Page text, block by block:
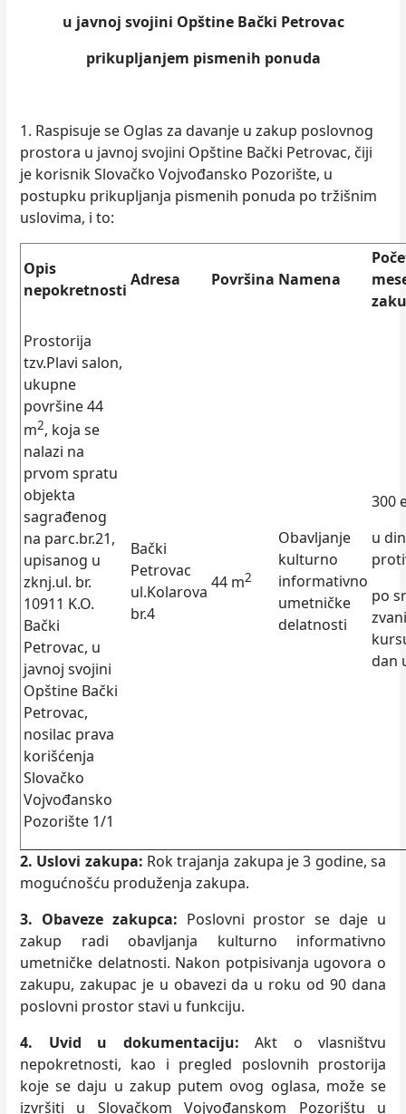
u javnoj svojini Opštine Bački Petrovac
prikuplјanjem pismenih ponuda
1. Raspisuje se Oglas za davanje u zakup poslovnog
prostora u javnoj svojini Opštine Bački Petrovac, čiji
je korisnik Slovačko Vojvođansko Pozorište, u
postupku prikuplјanja pismenih ponuda po tržišnim
uslovima, i to:
Opis
nepokretnosti
Adresa Površina Namena
Prostorija
tzv.Plavi salon,
ukupne
površine 44
m2, koja se
nalazi na
prvom spratu
objekta
sagrađenog
na parc.br.21,
upisanog u
zknj.ul. br.
10911 K.O.
Bački
Petrovac, u
javnoj svojini
Opštine Bački
Petrovac,
nosilac prava
korišćenja
Slovačko
Vojvođansko
Pozorište 1/1
Bački
Petrovac
ul.Kolarova
br.4
44 m2
Obavlјanje
kulturno
informativno
umetničke
delatnosti
300
u
po
dan
2. Uslovi zakupa: Rok trajanja zakupa je 3 godine, sa
mogućnošću produženja zakupa.
3. Obaveze zakupca: Poslovni prostor se daje u
zakup radi obavlјanja kulturno informativno
umetničke delatnosti. Nakon potpisivanja ugovora o
zakupu, zakupac je u obavezi da u roku od 90 dana
poslovni prostor stavi u funkciju.
4. Uvid u dokumentaciju: Akt o vlasništvu
nepokretnosti, kao i pregled poslovnih prostorija
koje se daju u zakup putem ovog oglasa, može se
izvršiti u Slovačkom Vojvođanskom Pozorištu u